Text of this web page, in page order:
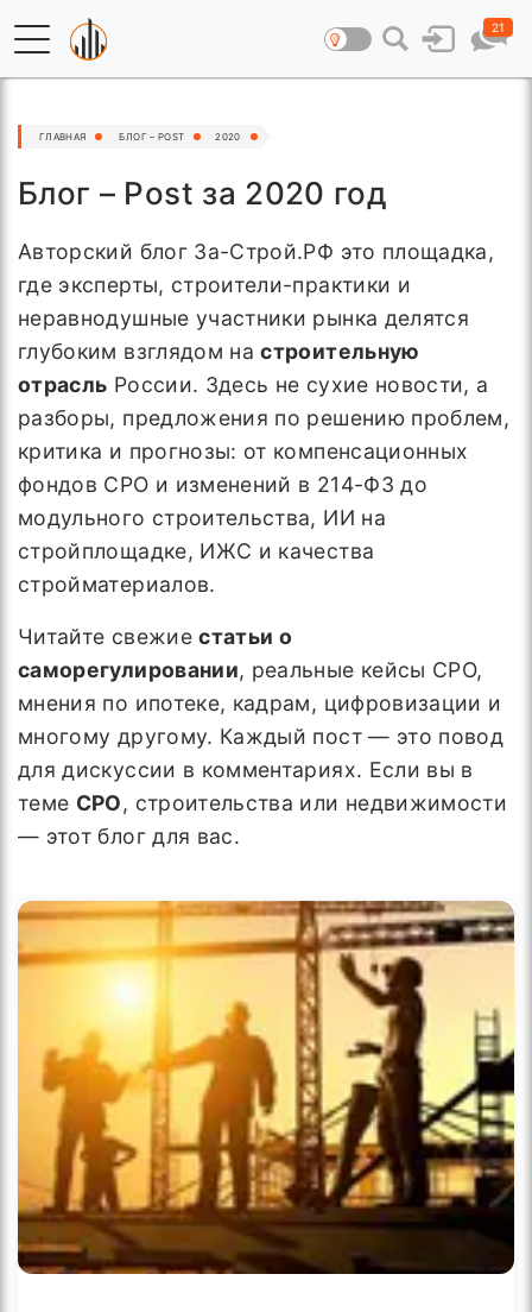
21
ГЛАВНАЯ БЛОГ – POST 2020
Блог – Post за 2020 год
Авторский блог За-Строй.РФ это площадка,
где эксперты, строители-практики и
неравнодушные участники рынка делятся
глубоким взглядом настроительную
отрасль России. Здесь не сухие новости, а
разборы, предложения по решению проблем,
критика и прогнозы: от компенсационных
фондов СРО и изменений в 214-ФЗ до
модульного строительства, ИИ на
стройплощадке, ИЖС и качества
стройматериалов.
Читайте свежиестатьи о
саморегулировании, реальные кейсы СРО,
мнения по ипотеке, кадрам, цифровизации и
многому другому. Каждый пост — это повод
для дискуссии в комментариях. Если вы в
теме СРО, строительства или недвижимости
— этот блог для вас.